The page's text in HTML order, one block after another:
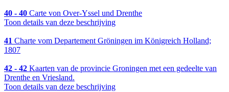
40 - 40 Carte von Over-Yssel und Drenthe
Toon details van deze beschrijving
41 Charte vom Departement Gröningen im Königreich Holland;
1807
42 - 42 Kaarten van de provincie Groningen met een gedeelte van
Drenthe en Vriesland.
Toon details van deze beschrijving